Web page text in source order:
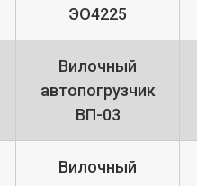
ЭО4225
Вилочный
автопогрузчик
ВП-03
Вилочный